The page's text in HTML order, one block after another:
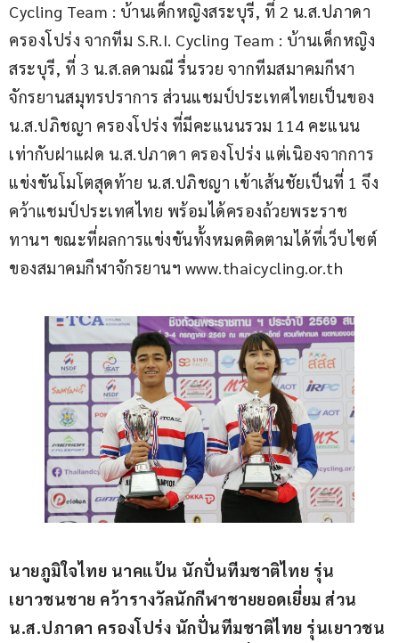
Cycling Team : บ้านเด็กหญิงสระบุรี, ที่ 2 น.ส.ปภาดา
ครองโปร่ง จากทีม S.R.I. Cycling Team : บ้านเด็กหญิง
สระบุรี, ที่ 3 น.ส.ลดามณี รื่นรวย จากทีมสมาคมกีฬา
จักรยานสมุทรปราการ ส่วนแชมป์ประเทศไทยเป็นของ
น.ส.ปภิชญา ครองโปร่ง ที่มีคะแนนรวม 114 คะแนน
เท่ากับฝาแฝด น.ส.ปภาดา ครองโปร่ง แต่เนิองจากการ
แข่งขันโมโตสุดท้าย น.ส.ปภิชญา เข้าเส้นชัยเป็นที่ 1 จึง
คว้าแชมป์ประเทศไทย พร้อมได้ครองถ้วยพระราช
ทานฯ ขณะที่ผลการแข่งขันทั้งหมดติดตามได้ที่เว็บไซต์
ของสมาคมกีฬาจักรยานฯ www.thaicycling.or.th
นายภูมิใจไทย นาคแป้น นักปั่นทีมชาติไทย รุ่น
เยาวชนชาย คว้ารางวัลนักกีฬาชายยอดเยี่ยม ส่วน
น.ส.ปภาดา ครองโปร่ง นักปั่นทีมชาติไทย รุ่นเยาวชน